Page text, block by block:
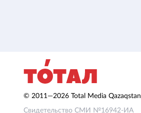
© 2011—2026 Total Media Qazaqstan
Свидетельство СМИ №16942-ИА